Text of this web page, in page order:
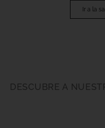
Ir a la
DESCUBRE A